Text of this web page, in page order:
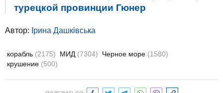
турецкой провинции Гюнер
Автор: Ірина Дашківська
корабль (2175) МИД (7304) Черное море (1580)
крушение (500)